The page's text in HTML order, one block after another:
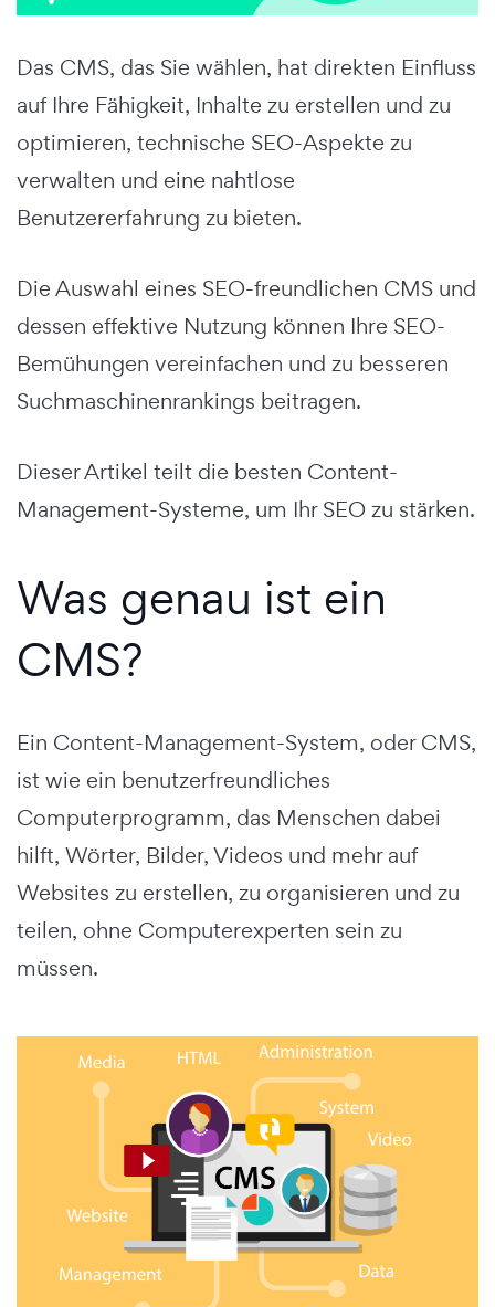
Das CMS, das Sie wählen, hat direkten Einfluss
auf Ihre Fähigkeit, Inhalte zu erstellen und zu
optimieren, technische SEO-Aspekte zu
verwalten und eine nahtlose
Benutzererfahrung zu bieten.
Die Auswahl eines SEO-freundlichen CMS und
dessen effektive Nutzung können Ihre SEO-
Bemühungen vereinfachen und zu besseren
Suchmaschinenrankings beitragen.
Dieser Artikel teilt die besten Content-
Management-Systeme, um Ihr SEO zu stärken.
Was genau ist ein
CMS?
Ein Content-Management-System, oder CMS,
ist wie ein benutzerfreundliches
Computerprogramm, das Menschen dabei
hilft, Wörter, Bilder, Videos und mehr auf
Websites zu erstellen, zu organisieren und zu
teilen, ohne Computerexperten sein zu
müssen.